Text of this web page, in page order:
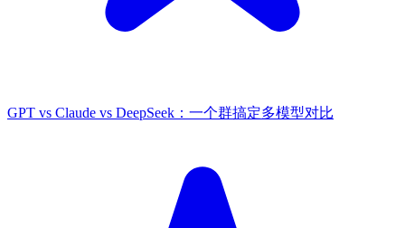
GPT vs Claude vs DeepSeek：一个群搞定多模型对比